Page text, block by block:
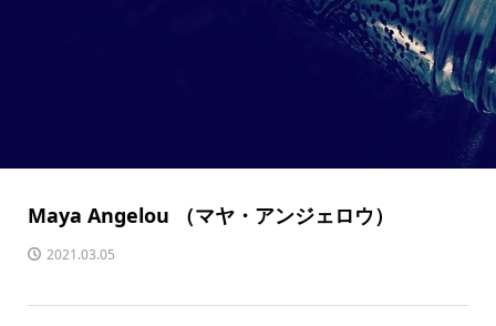
Maya Angelou （マヤ・アンジェロウ）
2021.03.05